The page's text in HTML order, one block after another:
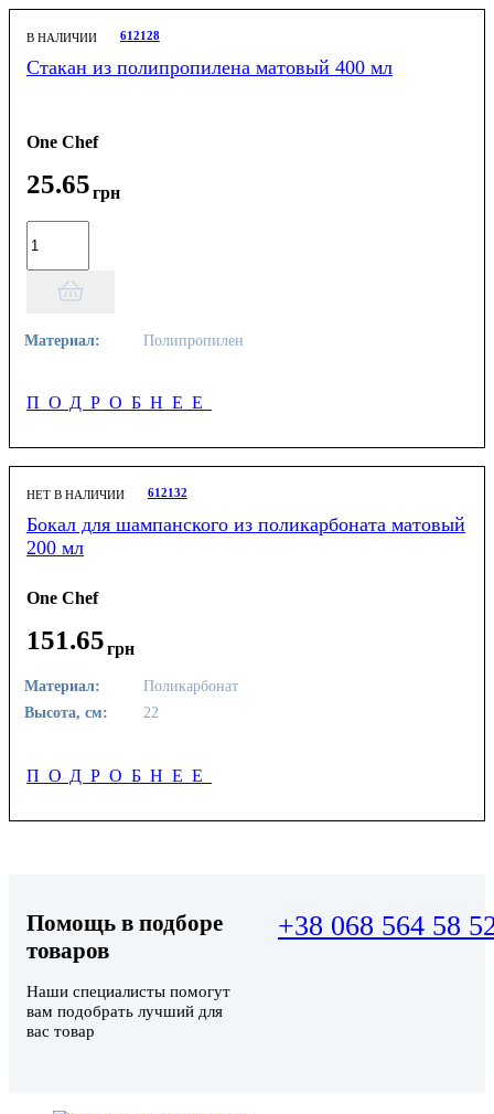
В НАЛИЧИИ 612128
Стакан из полипропилена матовый 400 мл
One Chef
25.65грн
Материал: Полипропилен
ПОДРОБНЕЕ
НЕТ В НАЛИЧИИ 612132
Бокал для шампанского из поликарбоната матовый
200 мл
One Chef
151.65грн
Материал:
Поликарбонат
Высота, см:
22
ПОДРОБНЕЕ
Помощь в подборе
товаров
Наши специалисты помогут
вам подобрать лучший для
вас товар
+38 068 564 58